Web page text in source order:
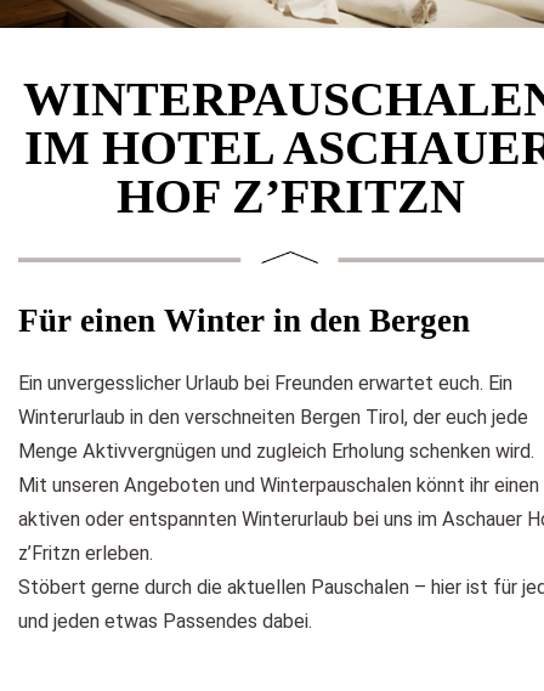
IM HOTEL
HOF Z’FRITZN
Für einen Winter in den Bergen
Ein unvergesslicher Urlaub bei Freunden erwartet euch. Ein
Winterurlaub in den verschneiten Bergen Tirol, der euch jede
Menge Aktivvergnügen und zugleich Erholung schenken wird.
Mit unseren Angeboten und Winterpauschalen könnt ihr einen
aktiven oder entspannten Winterurlaub bei uns im Aschauer
z’Fritzn erleben.
Stöbert gerne durch die aktuellen Pauschalen – hier ist für
und jeden etwas Passendes dabei.